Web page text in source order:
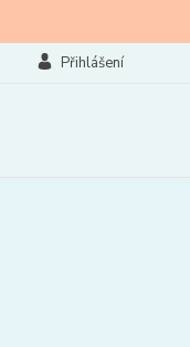
Přihlášení